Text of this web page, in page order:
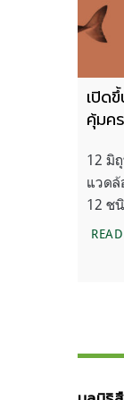
เปิด
คุ้มค
12 มิ
แวดล้
12 ช